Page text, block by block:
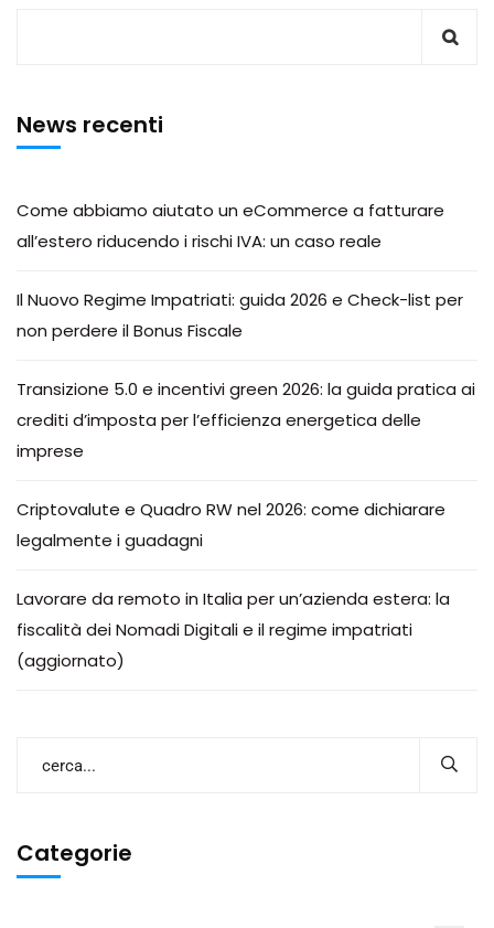
News recenti
Come abbiamo aiutato un eCommerce a fatturare
all’estero riducendo i rischi IVA: un caso reale
Il Nuovo Regime Impatriati: guida 2026 e Check-list per
non perdere il Bonus Fiscale
Transizione 5.0 e incentivi green 2026: la guida pratica ai
crediti d’imposta per l’efficienza energetica delle
imprese
Criptovalute e Quadro RW nel 2026: come dichiarare
legalmente i guadagni
Lavorare da remoto in Italia per un’azienda estera: la
fiscalità dei Nomadi Digitali e il regime impatriati
(aggiornato)
Categorie